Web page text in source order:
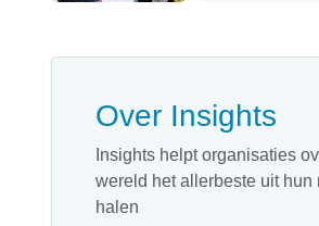
Over Insights
Insights helpt organisaties
wereld het allerbeste uit hun
halen